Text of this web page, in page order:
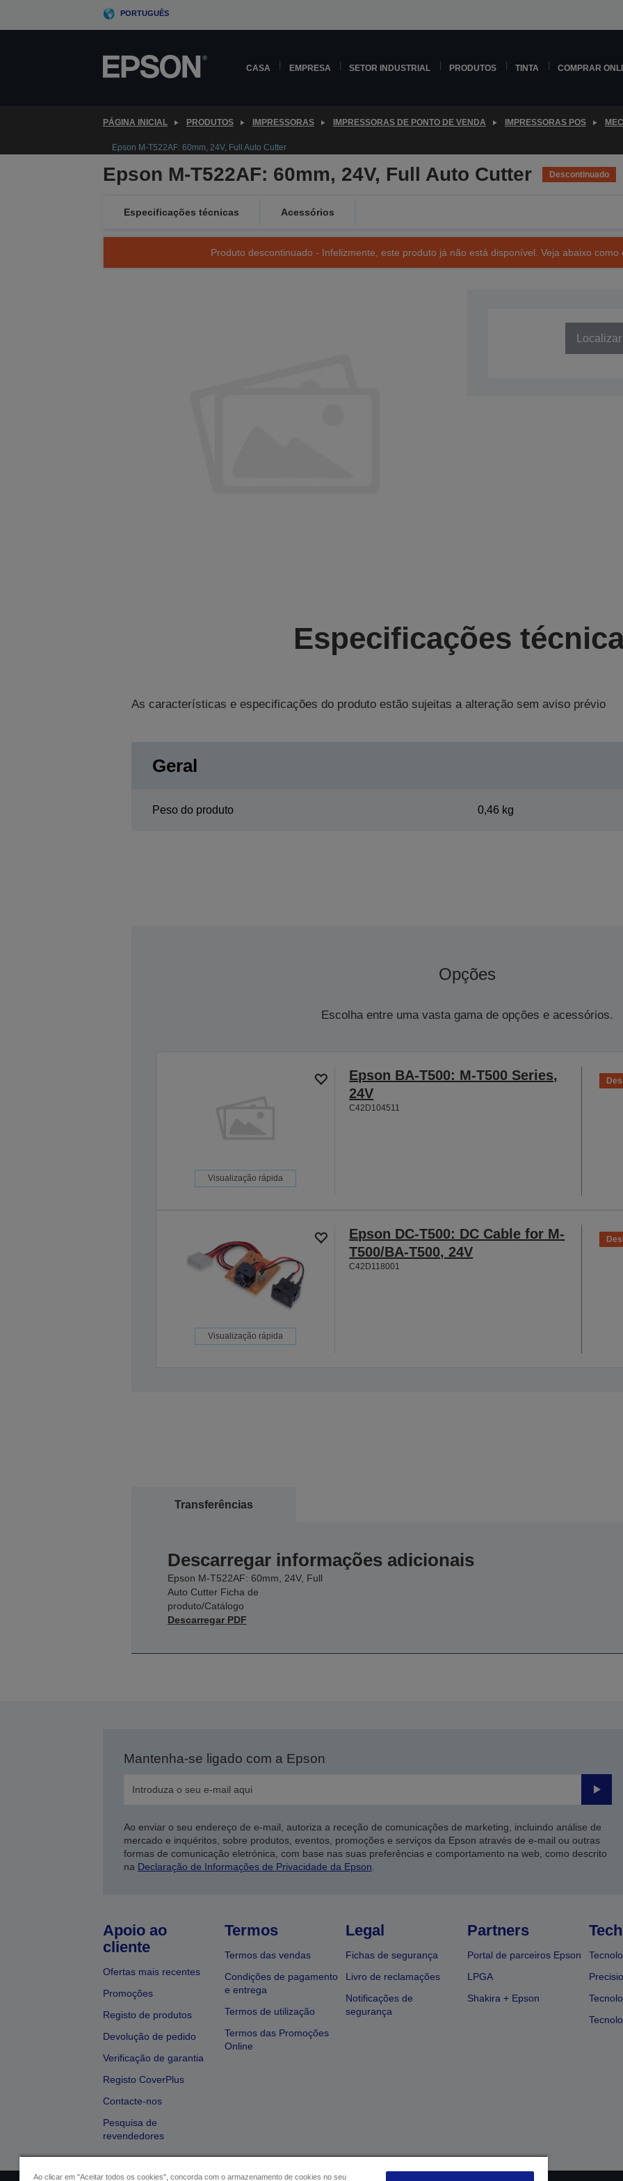
PORTUGUÊS
CASA EMPRESA SETOR INDUSTRIAL PRODUTOS TINTA COMPRAR
PÁGINA INICIAL PRODUTOS IMPRESSORAS IMPRESSORAS DE PONTO DE VENDA IMPRESSORAS POS
Epson M-T522AF: 60mm, 24V, Full Auto Cutter
Epson M-T522AF: 60mm, 24V, Full Auto Cutter Descontinuado
Especificações técnicas Acessórios
Produto descontinuado - Infelizmente, este produto já não está disponível. Veja abaixo
Especificações
As características e especificações do produto estão sujeitas a alteração sem aviso prévio
Geral
Peso do produto 0,46 kg
Opções
Escolha entre uma vasta gama de opções e acessórios.
Visualização rápida
Epson BA-T500: M-T500 Series,
24V
C42D104511
Visualização rápida
Epson DC-T500: DC Cable for M-
T500/BA-T500, 24V
C42D118001
Transferências
Descarregar informações adicionais
Epson M-T522AF: 60mm, 24V, Full
Auto Cutter Ficha de
produto/Catálogo
Descarregar PDF
Mantenha-se ligado com a Epson
Enviar
Ao enviar o seu endereço de e-mail, autoriza a receção de comunicações de marketing, incluindo análise de
mercado e inquéritos, sobre produtos, eventos, promoções e serviços da Epson através de e-mail ou outras
formas de comunicação eletrónica, com base nas suas preferências e comportamento na web, como descrito
na Declaração de Informações de Privacidade da Epson
Apoio ao
cliente
Ofertas mais recentes
Promoções
Registo de produtos
Devolução de pedido
Verificação de garantia
Registo CoverPlus
Contacte-nos
Pesquisa de
revendedores
Termos
Termos das vendas
Condições de pagamento
e entrega
Termos de utilização
Termos das Promoções
Online
Legal
Fichas de segurança
Livro de reclamações
Notificações de
segurança
Partners
Portal de parceiros Epson
LPGA
Shakira + Epson
Ao clicar em "Aceitar todos os cookies", concorda com o armazenamento de cookies no seu